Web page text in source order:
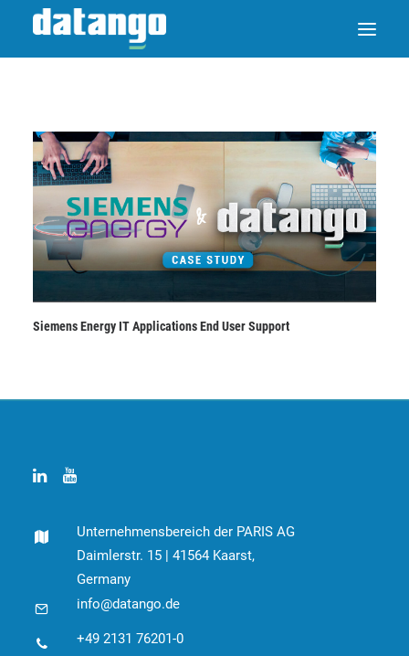
Siemens Energy IT Applications End User Support
Unternehmensbereich der PARIS AG
Daimlerstr. 15 | 41564 Kaarst,
Germany
info@datango.de
+49 2131 76201-0